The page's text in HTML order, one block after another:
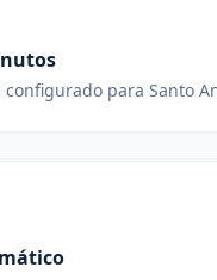
para Santo